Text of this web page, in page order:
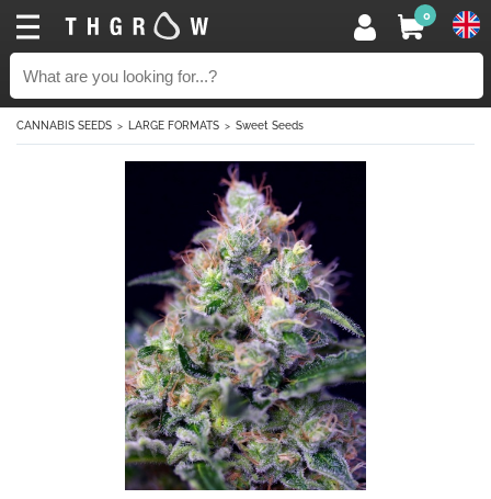
0
CANNABIS SEEDS LARGE FORMATS Sweet Seeds